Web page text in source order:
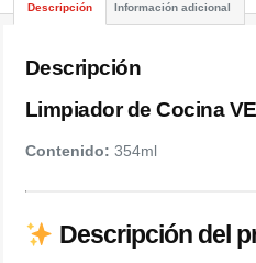
Descripción Información adicional
Descripción
Limpiador de Cocina
Contenido: 354ml
Descripción del